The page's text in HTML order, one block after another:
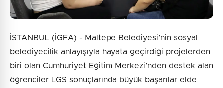
İSTANBUL (İGFA) - Maltepe Belediyesi’nin sosyal
belediyecilik anlayışıyla hayata geçirdiği projelerden
biri olan Cumhuriyet Eğitim Merkezi’nden destek alan
öğrenciler LGS sonuçlarında büyük başarılar elde